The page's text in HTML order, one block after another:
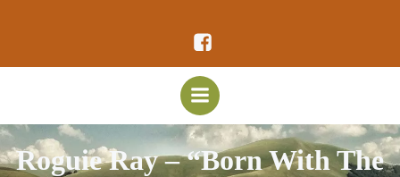
al
contenuto
Roguie Ray – “Born With The